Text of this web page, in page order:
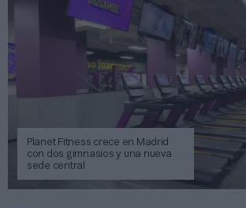
Planet Fitness crece en Madrid
con dos gimnasios y una nueva
sede central